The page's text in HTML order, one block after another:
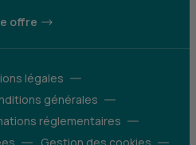
offre
légales
générales
réglementaires